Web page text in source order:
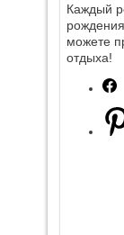
Каждый
можете
отдыха!